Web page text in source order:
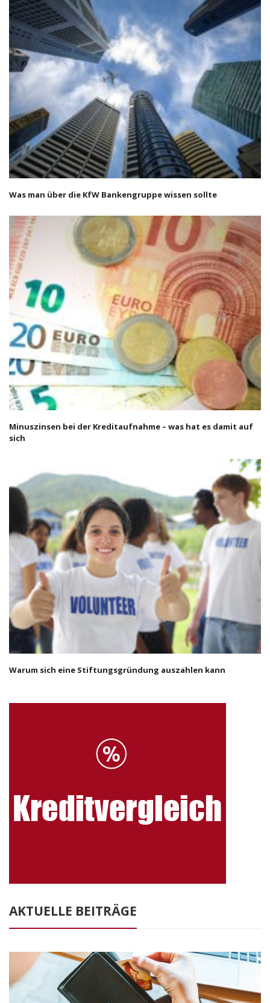
Was man über die KfW Bankengruppe wissen sollte
Minuszinsen bei der Kreditaufnahme – was hat es damit auf
sich
Warum sich eine Stiftungsgründung auszahlen kann
AKTUELLE BEITRÄGE